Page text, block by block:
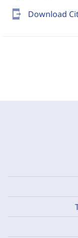
send_to_mobile Download